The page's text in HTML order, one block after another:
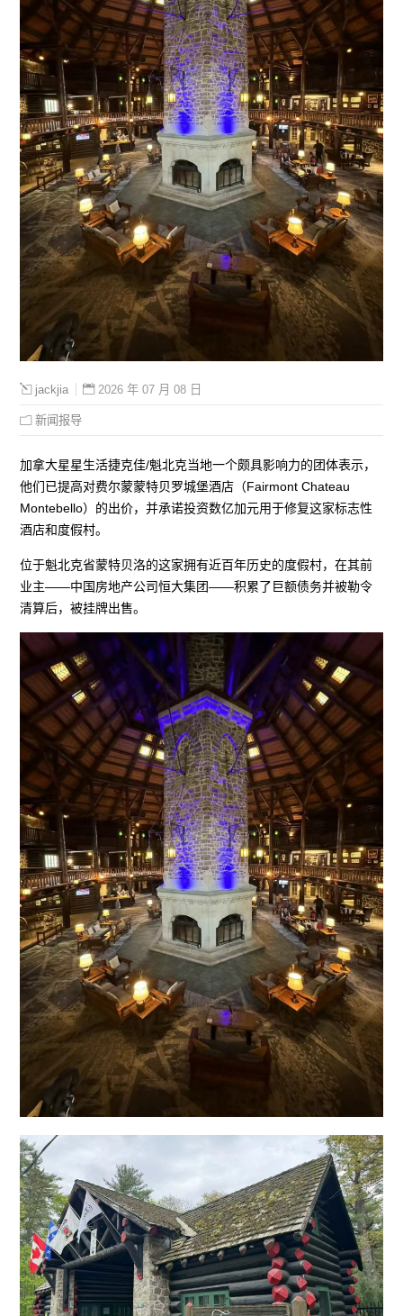
jackjia 2026 年 07 月 08 日
新闻报导
加拿大星星生活捷克佳/魁北克当地一个颇具影响力的团体表示，
他们已提高对费尔蒙蒙特贝罗城堡酒店（Fairmont Chateau
Montebello）的出价，并承诺投资数亿加元用于修复这家标志性
酒店和度假村。
位于魁北克省蒙特贝洛的这家拥有近百年历史的度假村，在其前
业主——中国房地产公司恒大集团——积累了巨额债务并被勒令
清算后，被挂牌出售。